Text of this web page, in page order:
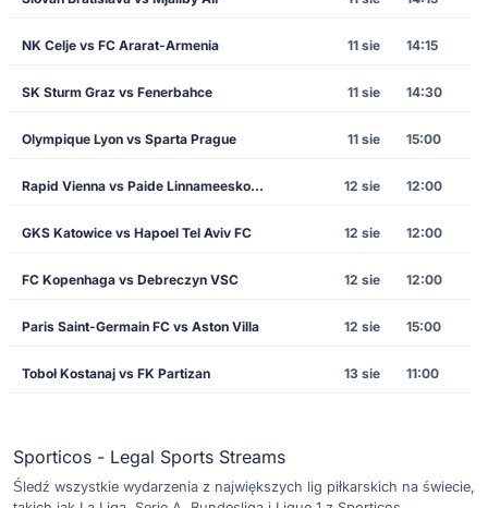
NK Celje vs FC Ararat-Armenia 11 sie 14:15
SK Sturm Graz vs Fenerbahce 11 sie 14:30
Olympique Lyon vs Sparta Prague 11 sie 15:00
Rapid Vienna vs Paide Linnameeskond 12 sie 12:00
GKS Katowice vs Hapoel Tel Aviv FC 12 sie 12:00
FC Kopenhaga vs Debreczyn VSC 12 sie 12:00
Paris Saint-Germain FC vs Aston Villa 12 sie 15:00
Toboł Kostanaj vs FK Partizan 13 sie 11:00
Sporticos - Legal Sports Streams
Śledź wszystkie wydarzenia z największych lig piłkarskich na świecie,